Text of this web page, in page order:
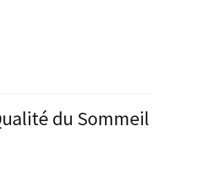
du Sommeil